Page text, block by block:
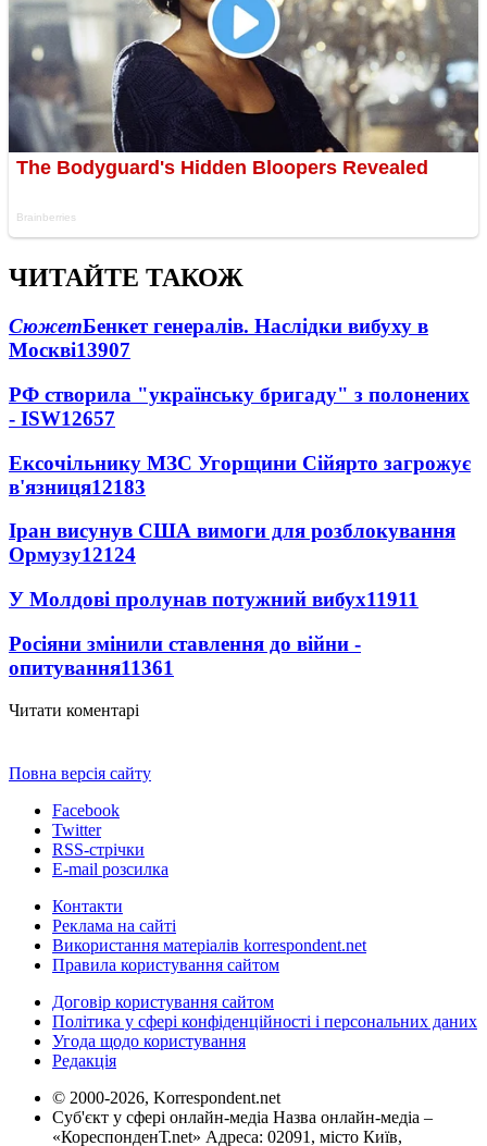
ЧИТАЙТЕ ТАКОЖ
СюжетБенкет генералів. Наслідки вибуху в
Москві13907
РФ створила "українську бригаду" з полонених
- ISW12657
Ексочільнику МЗС Угорщини Сійярто загрожує
в'язниця12183
Іран висунув США вимоги для розблокування
Ормузу12124
У Молдові пролунав потужний вибух11911
Росіяни змінили ставлення до війни -
опитування11361
Читати коментарі
Повна версія сайту
Facebook
Twitter
RSS-стрічки
E-mail розсилка
Контакти
Реклама на сайті
Використання матеріалів korrespondent.net
Правила користування сайтом
Договір користування сайтом
Політика у сфері конфіденційності і персональних даних
Угода щодо користування
Редакція
© 2000-2026, Korrespondent.net
Суб'єкт у сфері онлайн-медіа Назва онлайн-медіа –
«КореспонденТ.net» Адреса: 02091, місто Київ,